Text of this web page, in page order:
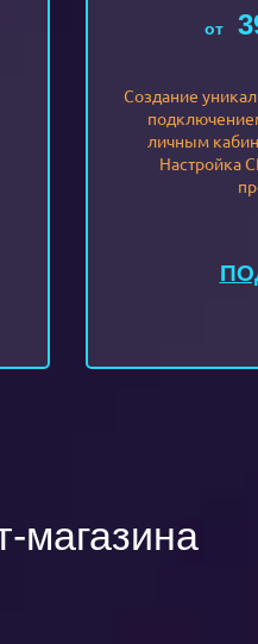
от
Создание
личным
Настройка
магазина